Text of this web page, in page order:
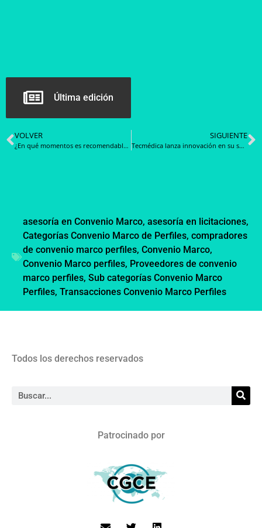
Última edición
VOLVER
¿En qué momentos es recomendable recurrir a la telemedicina?
SIGUIENTE
Tecmédica lanza innovación en su software Avis para apoyar a los centros de salud en la crisis de Covid-19
asesoría en Convenio Marco, asesoría en licitaciones,
Categorías Convenio Marco de Perfiles, compradores
de convenio marco perfiles, Convenio Marco,
Convenio Marco perfiles, Proveedores de convenio
marco perfiles, Sub categorías Convenio Marco
Perfiles, Transacciones Convenio Marco Perfiles
Todos los derechos reservados
Patrocinado por